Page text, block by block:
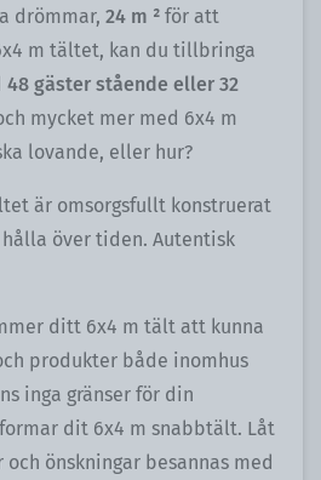
drömmar, 24 m ² för att
m tältet, kan du tillbringa
48 gäster stående eller 32
mycket mer med 6x4 m
lovande, eller hur?
är omsorgsfullt konstruerat
över tiden. Autentisk
ditt 6x4 m tält att kunna
produkter både inomhus
inga gränser för din
dit 6x4 m snabbtält. Låt
önskningar besannas med